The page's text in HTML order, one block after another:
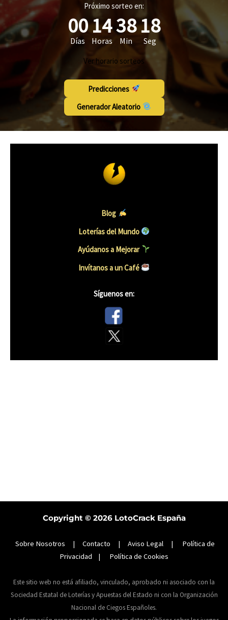
Próximo sorteo en:
00
Días
14
Horas
38
Min
17
Seg
Ver horario sorteos
Predicciones
Generador Aleatorio
Blog
Loterías del Mundo
Ayúdanos a Mejorar
Invítanos a un Café
Síguenos en:
Copyright © 2026 LotoCrack España
Sobre Nosotros | Contacto | Aviso Legal | Política de
Privacidad | Política de Cookies
Este sitio web no está afiliado, vinculado, aprobado ni asociado con la
Sociedad Estatal de Loterías y Apuestas del Estado ni con la Organización
Nacional de Ciegos Españoles.